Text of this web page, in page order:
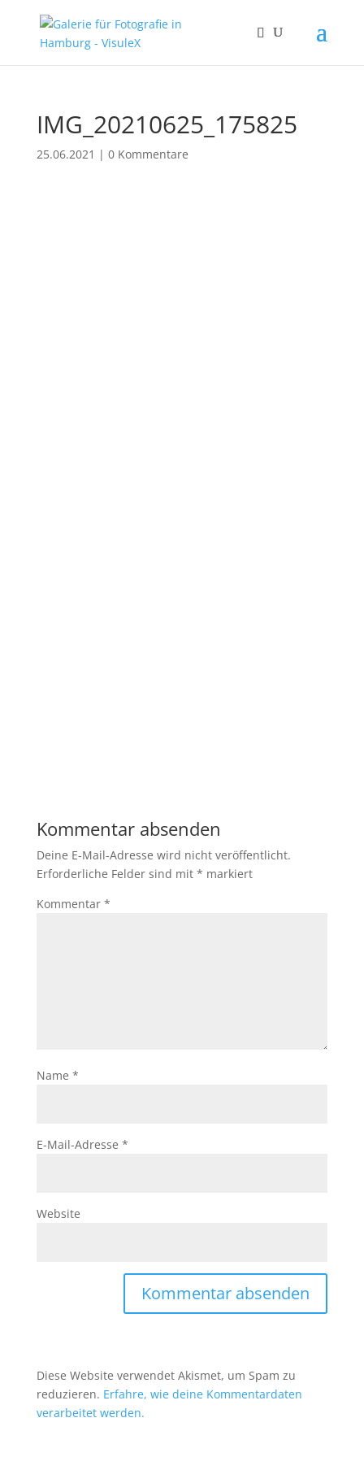
IMG_20210625_175825
25.06.2021 | 0 Kommentare
Kommentar absenden
Deine E-Mail-Adresse wird nicht veröffentlicht.
Erforderliche Felder sind mit * markiert
Kommentar *
Name *
E-Mail-Adresse *
Website
Diese Website verwendet Akismet, um Spam zu
reduzieren. Erfahre, wie deine Kommentardaten
verarbeitet werden.